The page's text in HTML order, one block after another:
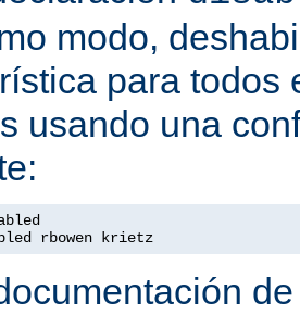
modo,
para todos
usando una
rbowen krietz